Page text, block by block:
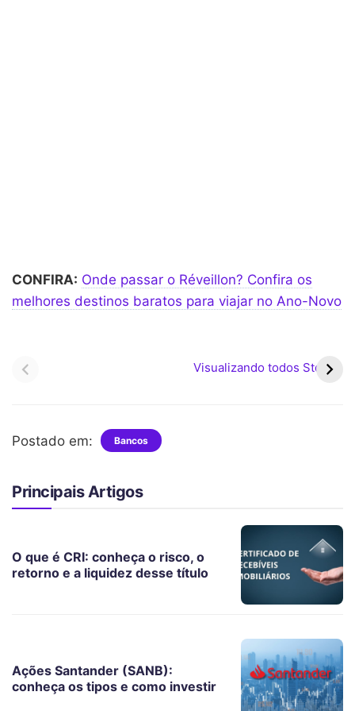
CONFIRA: Onde passar o Réveillon? Confira os
melhores destinos baratos para viajar no Ano-Novo
Visualizando todos Stories
PIS/Pasep iniciam em
fevereiro com novas
valor médio superior a R$
Postado em: Bancos
Principais Artigos
O que é CRI: conheça o risco, o
retorno e a liquidez desse título
Ações Santander (SANB):
conheça os tipos e como investir